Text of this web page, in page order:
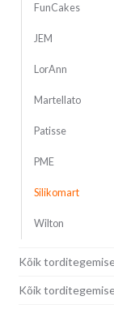
FunCakes
JEM
LorAnn
Martellato
Patisse
PME
Silikomart
Wilton
Kõik
Kõik